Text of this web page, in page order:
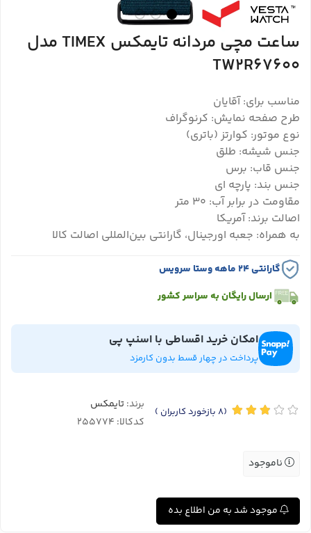
ساعت مچی مردانه تایمکس TIMEX مدل
TW2R67600
مناسب برای: آقایان
طرح صفحه نمایش: کرنوگراف
نوع موتور: کوارتز (باتری)
جنس شیشه: طلق
جنس قاب: برس
جنس بند: پارچه ای
مقاومت در برابر آب: 30 متر
اصالت برند: آمریکا
به همراه: جعبه اورجینال، گارانتی بین‌المللی اصالت کالا
گارانتی ۲۴ ماهه وستا سرویس
ارسال رایگان به سراسر کشور
امکان خرید اقساطی با اسنپ پی
پرداخت در چهار قسط بدون کارمزد
(8 بازخورد کاربران ) برند:تایمکس
کدکالا:
ناموجود
موجود شد به من اطلاع بده